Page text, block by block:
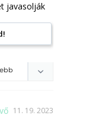
javasolják
11. 19. 2023